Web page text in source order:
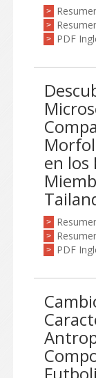
>
>
> PDF
en los
>
>
> PDF